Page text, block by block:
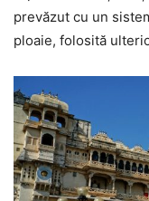
prevăzut cu un
ploaie, folosită